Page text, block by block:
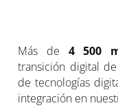
Más de 4 500
transición digital
de tecnologías
integración en